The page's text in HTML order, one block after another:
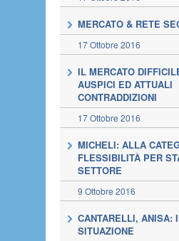
MERCATO & RETE
17 Ottobre 2016
IL MERCATO
AUSPICI ED ATTUALI
CONTRADDIZIONI
17 Ottobre 2016
MICHELI: ALLA
FLESSIBILITÀ PER
SETTORE
9 Ottobre 2016
CANTARELLI, ANISA:
SITUAZIONE